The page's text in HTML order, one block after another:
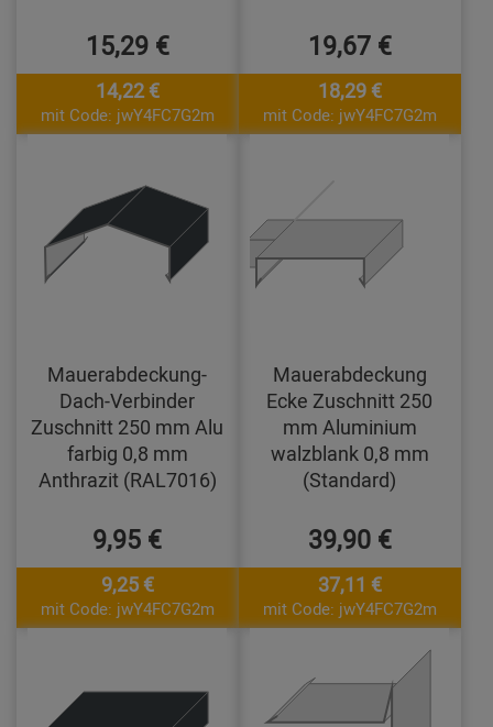
15,29 €
14,22 €
mit Code: jwY4FC7G2m
19,67 €
18,29 €
mit Code: jwY4FC7G2m
Mauerabdeckung-
Dach-Verbinder
Zuschnitt 250 mm Alu
farbig 0,8 mm
Anthrazit (RAL7016)
9,95 €
9,25 €
mit Code: jwY4FC7G2m
Mauerabdeckung
Ecke Zuschnitt 250
mm Aluminium
walzblank 0,8 mm
(Standard)
39,90 €
37,11 €
mit Code: jwY4FC7G2m